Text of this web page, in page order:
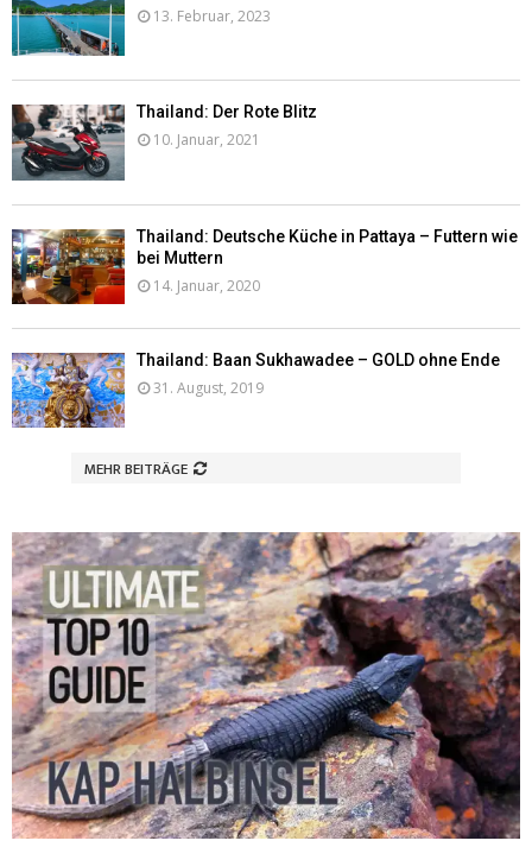
13. Februar, 2023
Thailand: Der Rote Blitz
10. Januar, 2021
Thailand: Deutsche Küche in Pattaya – Futtern wie
bei Muttern
14. Januar, 2020
Thailand: Baan Sukhawadee – GOLD ohne Ende
31. August, 2019
MEHR BEITRÄGE